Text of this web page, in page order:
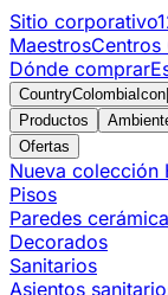
Sitio corporativo
MaestrosCentros
Dónde comprar
CountryColombiaIcon
Productos
Ofertas
Nueva colección
Pisos
Paredes
Decorados
Sanitarios
Asientos